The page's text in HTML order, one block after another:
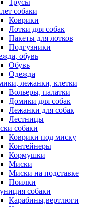
Трусы
собаки
Коврики
Лотки для собак
Пакеты для лотков
Подгузники
обувь
Обувь
Одежда
лежанки, клетки
Вольеры, палатки
Домики для собак
Лежанки для собак
Лестницы
собаки
Коврики под миску
Контейнеры
Кормушки
Миски
Миски на подставке
Поилки
собаки
Карабины,вертлюги